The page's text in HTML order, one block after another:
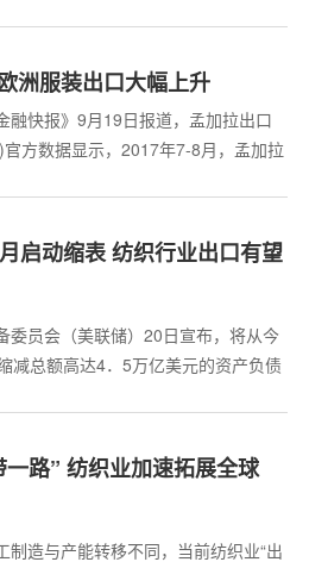
业用纺织品行业协会会长李陵申指
织品现在仍然处于活跃创新阶段，需
全面拓展纺织子领...
洲服装出口大幅上升
融快报》9月19日报道，孟加拉出口
方数据显示，2017年7-8月，孟加拉
高，三是中国订单的转移，四是国际
服装产业恢复信心。德国是孟加拉在
出口目的地...
启动缩表 纺织行业出口有望
委员会（美联储）20日宣布，将从今
减总额高达4．5万亿美元的资产负债
2015年12月启动金融危机后首次加息
已累计加息4次共100个基点。今年
在3...
一路” 纺织业加速拓展全球
制造与产能转移不同，当前纺织业“出